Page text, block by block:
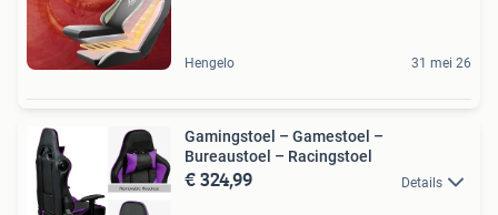
Hengelo 31 mei 26
Gamingstoel – Gamestoel –
Bureaustoel – Racingstoel
€ 324,99 Details